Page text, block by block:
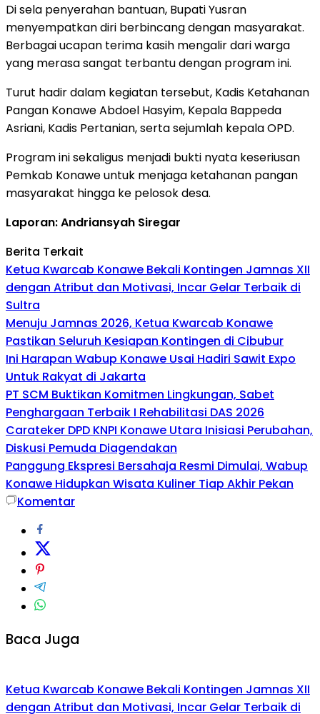
Di sela penyerahan bantuan, Bupati Yusran
menyempatkan diri berbincang dengan masyarakat.
Berbagai ucapan terima kasih mengalir dari warga
yang merasa sangat terbantu dengan program ini.
Turut hadir dalam kegiatan tersebut, Kadis Ketahanan
Pangan KonaweAbdoel Hasyim, Kepala Bappeda
Asriani, Kadis Pertanian, serta sejumlah kepala OPD.
Program ini sekaligus menjadi bukti nyata keseriusan
Pemkab Konawe untuk menjaga ketahanan pangan
masyarakat hingga ke pelosok desa.
Laporan: Andriansyah Siregar
Berita Terkait
Ketua Kwarcab Konawe Bekali Kontingen Jamnas XII
dengan Atribut dan Motivasi, Incar Gelar Terbaik di
Sultra
Menuju Jamnas 2026, Ketua Kwarcab Konawe
Pastikan Seluruh Kesiapan Kontingen di Cibubur
Ini Harapan Wabup Konawe Usai Hadiri Sawit Expo
Untuk Rakyat di Jakarta
PT SCM Buktikan Komitmen Lingkungan, Sabet
Penghargaan Terbaik I Rehabilitasi DAS 2026
Carateker DPD KNPI Konawe Utara Inisiasi Perubahan,
Diskusi Pemuda Diagendakan
Panggung Ekspresi Bersahaja Resmi Dimulai, Wabup
Konawe Hidupkan Wisata Kuliner Tiap Akhir Pekan
Komentar
Baca Juga
Ketua Kwarcab Konawe Bekali Kontingen Jamnas XII
dengan Atribut dan Motivasi, Incar Gelar Terbaik di